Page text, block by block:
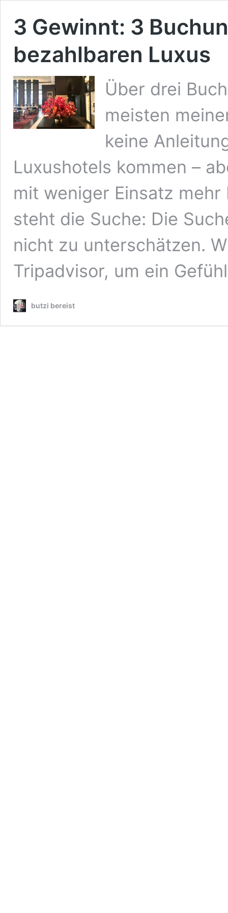
3 Gewinnt: 3
bezahlbaren Luxus
Über drei
meisten
keine
Luxushotels kommen –
mit weniger Einsatz
steht die Suche: Die
nicht zu unterschätzen.
Tripadvisor, um ein
butzi bereist